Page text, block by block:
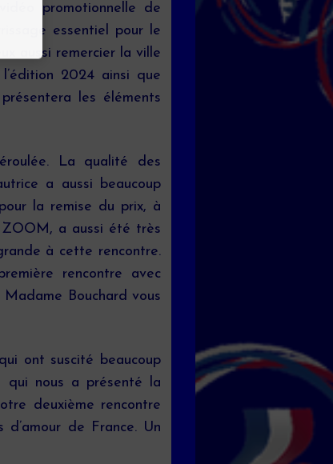
promotionnelle de
essentiel pour le
aussi remercier la ville
2024 ainsi que
les éléments
La qualité des
a aussi beaucoup
la remise du prix, à
a aussi été très
à cette rencontre.
rencontre avec
Bouchard vous
ont suscité beaucoup
qui nous a présenté la
deuxième rencontre
de France. Un